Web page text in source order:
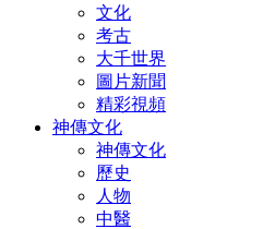
文化
考古
大千世界
圖片新聞
精彩視頻
神傳文化
神傳文化
歷史
人物
中醫